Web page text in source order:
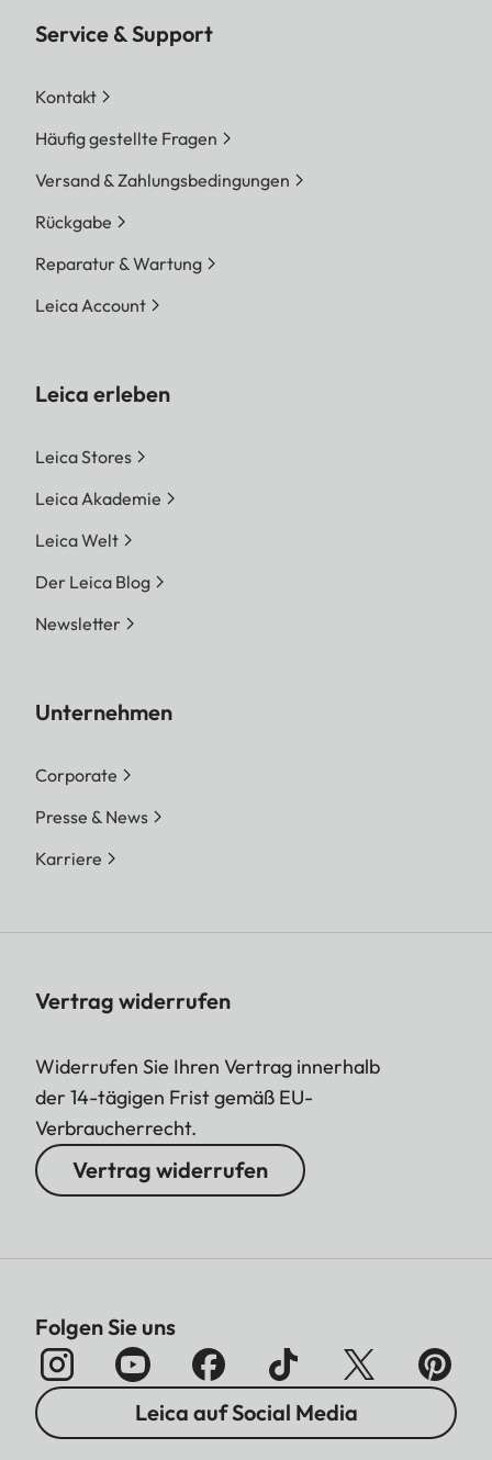
Service & Support
Kontakt
Häufig gestellte Fragen
Versand & Zahlungsbedingungen
Rückgabe
Reparatur & Wartung
Leica Account
Leica erleben
Leica Stores
Leica Akademie
Leica Welt
Der Leica Blog
Newsletter
Unternehmen
Corporate
Presse & News
Karriere
Vertrag widerrufen
Widerrufen Sie Ihren Vertrag innerhalb
der 14-tägigen Frist gemäß EU-
Verbraucherrecht.
Vertrag widerrufen
Folgen Sie uns
Leica auf Social Media